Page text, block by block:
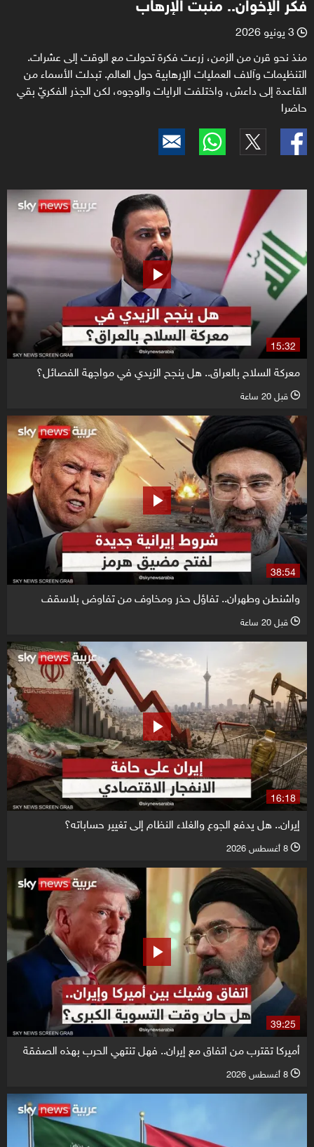
l 3 يونيو 2026
منذ نحو قرن من الزمن، زرعت فكرة تحولت مع الوقت إلى عشرات.
التنظيمات وآلاف العمليات الإرهابية حول العالم. تبدلت الأسماء من
القاعدة إلى داعش، واختلفت الرايات والوجوه، لكن الجذر الفكريّ بقي
حاضرا
15:32
معركة السلاح بالعراق.. هل ينجح الزيدي في مواجهة الفصائل؟
l قبل 20 ساعة
38:54
واشنطن وطهران.. تفاؤل حذر ومخاوف من تفاوض بلاسقف
l قبل 20 ساعة
16:18
إيران.. هل يدفع الجوع والغلاء النظام إلى تغيير حساباته؟
l 8 أغسطس 2026
39:25
أميركا تقترب من اتفاق مع إيران.. فهل تنتهي الحرب بهذه الصفقة
l 8 أغسطس 2026